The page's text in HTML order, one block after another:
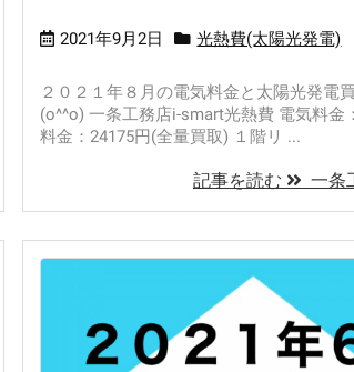
2021年9月2日 光熱費(太陽光発電)
２０２１年８月の電気料金と太陽光発電
(o^^o) 一条工務店i-smart光熱費 電気料金
料金：24175円(全量買取) １階リ ...
記事を読む 一条